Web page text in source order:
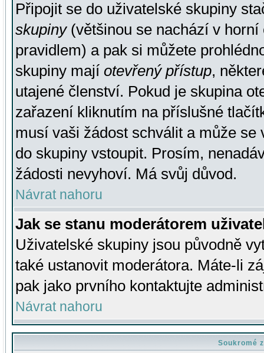
Připojit se do uživatelské skupiny
skupiny(většinou se nachází v horní
pravidlem) a pak si můžete
skupiny mají otevřený přístup,
utajené členství. Pokud je skupina
zařazení kliknutím na příslušné
musí vaši žádost schválit a může se
do skupiny vstoupit. Prosím,
žádosti nevyhoví. Má svůj důvod.
Návrat nahoru
Jak se stanu moderátorem
Uživatelské skupiny jsou původně
také ustanovit moderátora. Máte-li
pak jako prvního kontaktujte
Návrat nahoru
Soukromé